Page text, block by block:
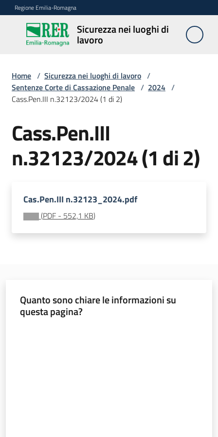
Vai al contenuto
Vai alla navigazione
Vai al footer
Regione Emilia-Romagna
Sicurezza nei luoghi di
lavoro
Sicurezza
nei
lavoro
Sicurezza
costruzioni
Coordinamento
prevenzione
vigilanza
sicurezza
Home / Sicurezza nei luoghi di lavoro /
Sentenze Corte di Cassazione Penale / 2024 /
Cass.Pen.III n.32123/2024 (1 di 2)
Cass.Pen.III
n.32123/2024 (1 di 2)
Cas.Pen.III n.32123_2024.pdf
(PDF - 552,1 KB)
Quanto sono chiare le informazioni su
questa pagina?